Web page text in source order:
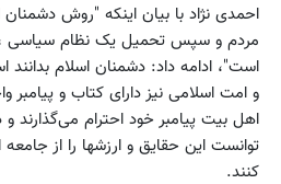
احمدی نژاد با بیان اینکه "روش دشمنان
مردم و سپس تحمیل یک نظام سیاسی
است"، ادامه داد: دشمنان اسلام
و امت اسلامی نیز دارای کتاب و
اهل بیت پیامبر خود احترام می‌گذارند
توانست این حقایق و ارزشها را از
کنند.